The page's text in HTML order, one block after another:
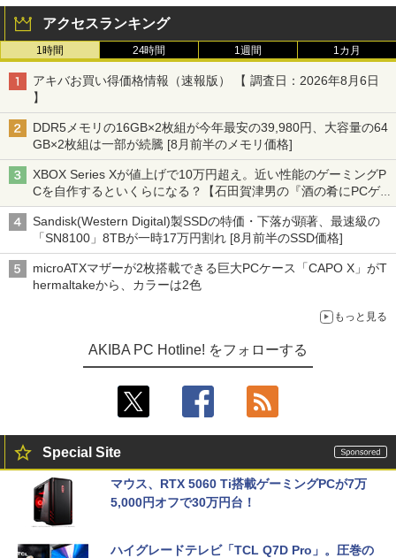
アクセスランキング
1時間 24時間 1週間 1カ月
アキバお買い得価格情報（速報版） 【 調査日：2026年8月6日
】
DDR5メモリの16GB×2枚組が今年最安の39,980円、大容量の64
GB×2枚組は一部が続騰 [8月前半のメモリ価格]
XBOX Series Xが値上げで10万円超え。近い性能のゲーミングP
Cを自作するといくらになる？【石田賀津男の『酒の肴にPCゲ
ーム』】
Sandisk(Western Digital)製SSDの特価・下落が顕著、最速級の
「SN8100」8TBが一時17万円割れ [8月前半のSSD価格]
microATXマザーが2枚搭載できる巨大PCケース「CAPO X」がT
hermaltakeから、カラーは2色
もっと見る
AKIBA PC Hotline! をフォローする
Special Site
マウス、RTX 5060 Ti搭載ゲーミングPCが7万
5,000円オフで30万円台！
ハイグレードテレビ「TCL Q7D Pro」。圧巻の